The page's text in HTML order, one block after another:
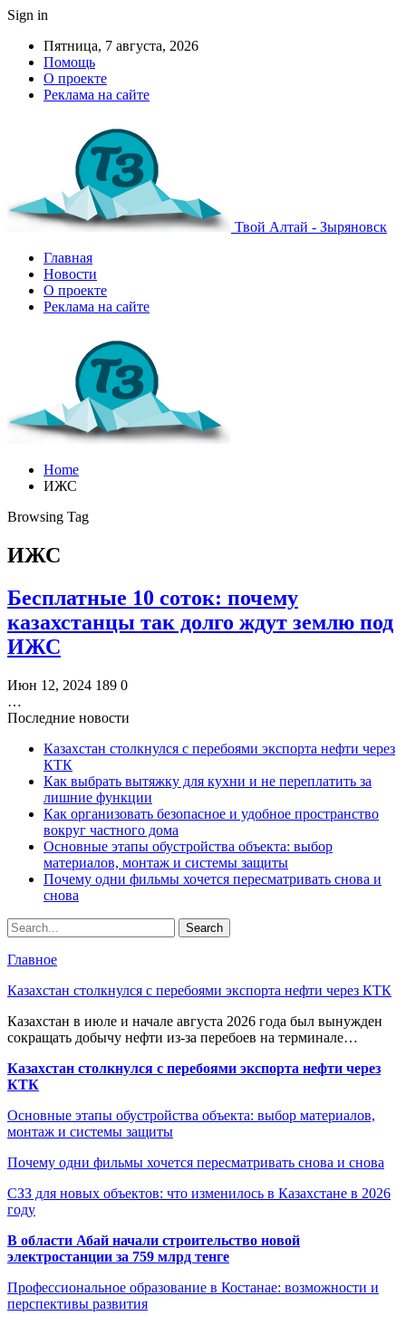
Sign in
Пятница, 7 августа, 2026
Помощь
О проекте
Реклама на сайте
Твой Алтай - Зыряновск
Главная
Новости
О проекте
Реклама на сайте
Home
ИЖС
Browsing Tag
ИЖС
Бесплатные 10 соток: почему
казахстанцы так долго ждут землю под
ИЖС
Июн 12, 2024 189 0
…
Последние новости
Казахстан столкнулся с перебоями экспорта нефти через
КТК
Как выбрать вытяжку для кухни и не переплатить за
лишние функции
Как организовать безопасное и удобное пространство
вокруг частного дома
Основные этапы обустройства объекта: выбор
материалов, монтаж и системы защиты
Почему одни фильмы хочется пересматривать снова и
снова
Главное
Казахстан столкнулся с перебоями экспорта нефти через КТК
Казахстан в июле и начале августа 2026 года был вынужден
сокращать добычу нефти из-за перебоев на терминале…
Казахстан столкнулся с перебоями экспорта нефти через
КТК
Основные этапы обустройства объекта: выбор материалов,
монтаж и системы защиты
Почему одни фильмы хочется пересматривать снова и снова
СЗЗ для новых объектов: что изменилось в Казахстане в 2026
году
В области Абай начали строительство новой
электростанции за 759 млрд тенге
Профессиональное образование в Костанае: возможности и
перспективы развития